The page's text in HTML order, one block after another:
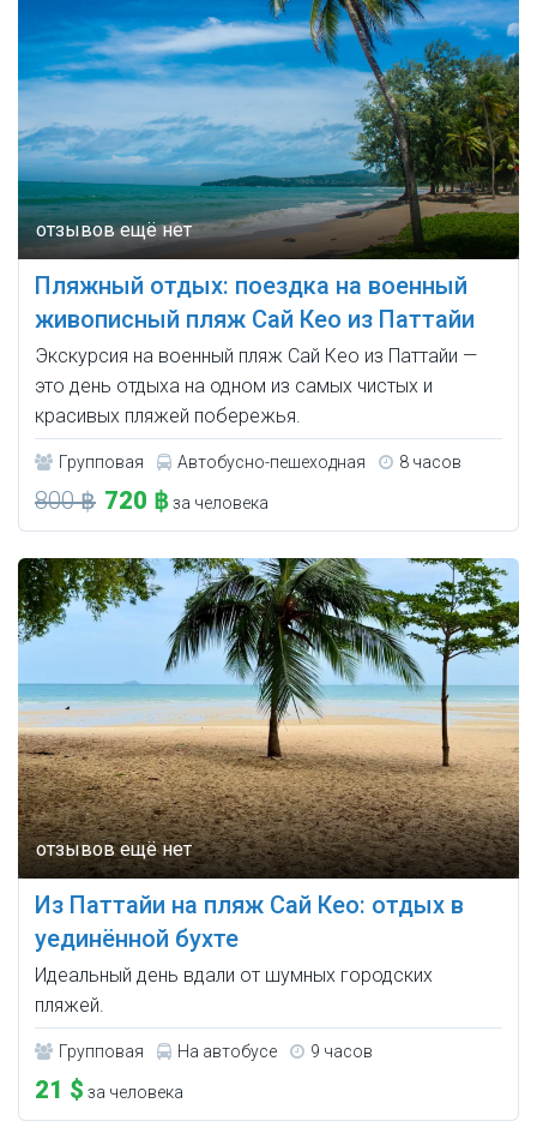
Пляжный отдых: поездка на военный
живописный пляж Сай Кео из Паттайи
Экскурсия на военный пляж Сай Кео из Паттайи —
это день отдыха на одном из самых чистых и
красивых пляжей побережья.
Групповая Автобусно-пешеходная 8 часов
800 ฿ 720 ฿за человека
Из Паттайи на пляж Сай Кео: отдых в
уединённой бухте
Идеальный день вдали от шумных городских
пляжей.
Групповая На автобусе 9 часов
21 $ за человека